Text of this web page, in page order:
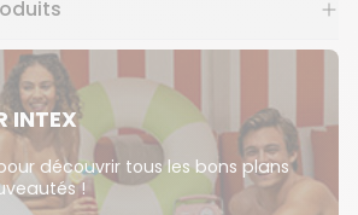
INTEX
découvrir tous les bons plans
!